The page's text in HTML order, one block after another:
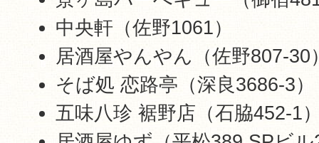
中央軒（佐野1061）
居酒屋やんやん（佐野807-30
そば処 恋路亭（深良3686-3）
五味八珍 裾野店（石脇452-1